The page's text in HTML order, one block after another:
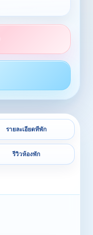
รายละเอียดที่พัก
รีวิวห้องพัก